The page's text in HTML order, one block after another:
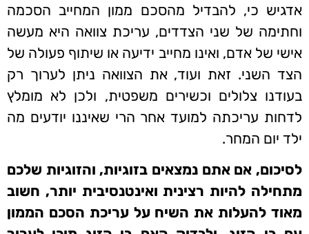
אדגיש כי, להבדיל מהסכם ממון המחייב הסכמה
וחתימה של שני הצדדים, עריכת צוואה היא מעשה
אישי של אדם, ואינו מחייב ידיעה או שיתוף פעולה של
הצד השני. זאת ועוד, את הצוואה ניתן לערוך רק
בעודנו צלולים וכשירים משפטית, ולכן לא מומלץ
לדחות עריכתה למועד אחר הרי שאיננו יודעים מה
ילד יום המחר. ‏
לסיכום, אם אתם נמצאים בזוגיות, והזוגיות שלכם
מתחילה להיות רצינית ואינטנסיבית יותר, חשוב
מאוד להעלות את השיח על עריכת הסכם הממון